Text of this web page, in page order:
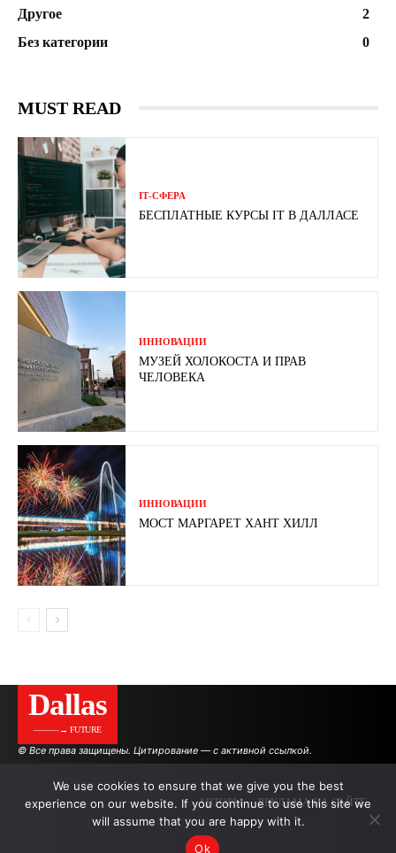
Другое
2
Без категории
0
MUST READ
ІТ-СФЕРА
БЕСПЛАТНЫЕ КУРСЫ IT В ДАЛЛАСЕ
ИННОВАЦИИ
МУЗЕЙ ХОЛОКОСТА И ПРАВ
ЧЕЛОВЕКА
ИННОВАЦИИ
МОСТ МАРГАРЕТ ХАНТ ХИЛЛ
Dallas
———→ FUTURE
© Все права защищены. Цитирование — с активной ссылкой.
АВТОРЫ РЕКЛАМА НА САЙТЕ
We use cookies to ensure that we give you the best
experience on our website. If you continue to use this site we
will assume that you are happy with it.
Ok